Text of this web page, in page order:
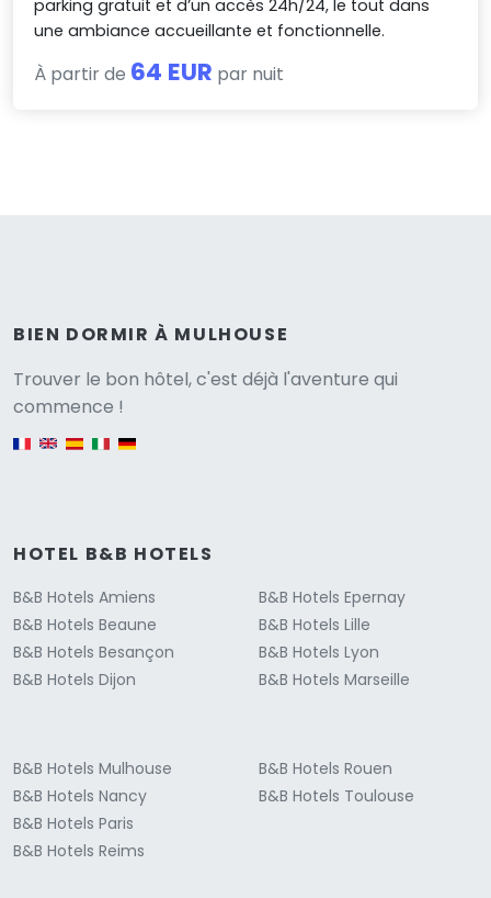
parking gratuit et d’un accès 24h/24, le tout dans
une ambiance accueillante et fonctionnelle.
À partir de 64 EUR par nuit
BIEN DORMIR À MULHOUSE
Trouver le bon hôtel, c'est déjà l'aventure qui
commence !
HOTEL B&B HOTELS
B&B Hotels Amiens
B&B Hotels Beaune
B&B Hotels Besançon
B&B Hotels Dijon
B&B Hotels Epernay
B&B Hotels Lille
B&B Hotels Lyon
B&B Hotels Marseille
B&B Hotels Mulhouse
B&B Hotels Nancy
B&B Hotels Paris
B&B Hotels Reims
B&B Hotels Rouen
B&B Hotels Toulouse